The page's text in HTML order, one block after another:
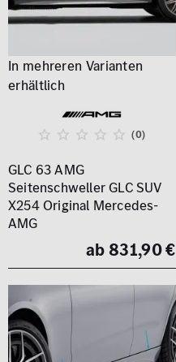
(0)
GLC 63 AMG
Seitenschweller GLC SUV
X254 Original Mercedes-
AMG
ab 831,90 €